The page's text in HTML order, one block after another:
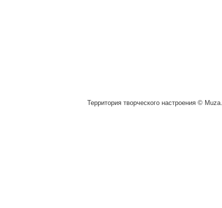
Территория творческого настроения ©